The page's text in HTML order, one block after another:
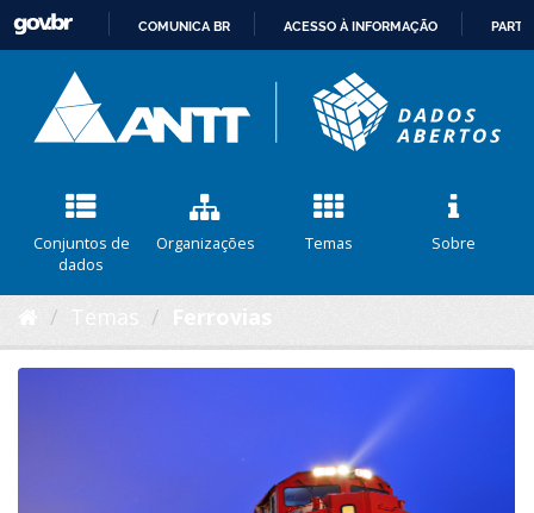
CONTEÚDO
COMUNICA BR ACESSO À INFORMAÇÃO
Conjuntos de
dados
Organizações Temas Sobre